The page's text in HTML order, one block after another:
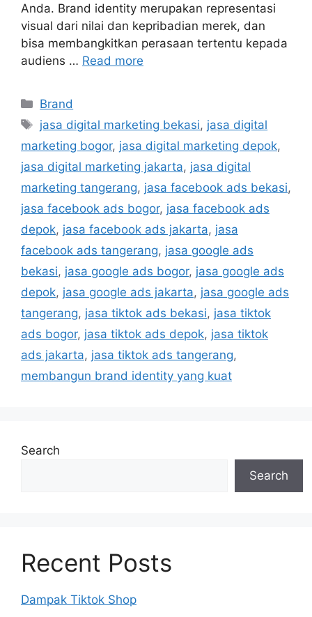
Anda. Brand identity merupakan representasi
visual dari nilai dan kepribadian merek, dan
bisa membangkitkan perasaan tertentu kepada
audiens … Read more
Brand
jasa digital marketing bekasi, jasa digital
marketing bogor, jasa digital marketing depok,
jasa digital marketing jakarta, jasa digital
marketing tangerang, jasa facebook ads bekasi,
jasa facebook ads bogor, jasa facebook ads
depok, jasa facebook ads jakarta, jasa
facebook ads tangerang, jasa google ads
bekasi, jasa google ads bogor, jasa google ads
depok, jasa google ads jakarta, jasa google ads
tangerang, jasa tiktok ads bekasi, jasa tiktok
ads bogor, jasa tiktok ads depok, jasa tiktok
ads jakarta, jasa tiktok ads tangerang,
membangun brand identity yang kuat
Search
Search
Recent Posts
Dampak Tiktok Shop